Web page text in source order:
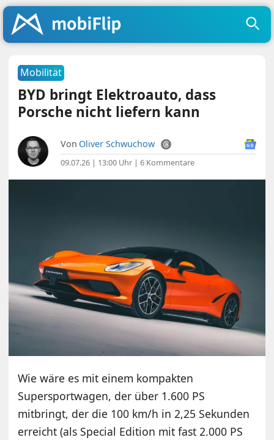
Mobilität
BYD bringt Elektroauto, dass
Porsche nicht liefern kann
Von Oliver Schwuchow
09.07.26 | 13:00 Uhr |6 Kommentare
Wie wäre es mit einem kompakten
Supersportwagen, der über 1.600 PS
mitbringt, der die 100 km/h in 2,25 Sekunden
erreicht (als Special Edition mit fast 2.000 PS